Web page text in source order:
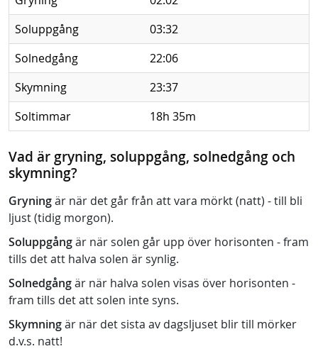
Soluppgång
03:32
Solnedgång
22:06
Skymning
23:37
Soltimmar
18h 35m
Vad är gryning, soluppgång, solnedgång och
skymning?
Gryningär när det går från att vara mörkt (natt) - till bli
ljust (tidig morgon).
Soluppgångär när solen går upp över horisonten - fram
tills det att halva solen är synlig.
Solnedgångär när halva solen visas över horisonten -
fram tills det att solen inte syns.
Skymningär när det sista av dagsljuset blir till mörker
d.v.s. natt!